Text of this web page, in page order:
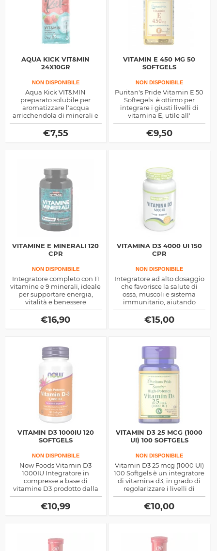
AQUA KICK VIT&MIN
24X10GR
NON DISPONIBILE
Aqua Kick VIT&MIN
preparato solubile per
aromatizzare l'acqua
arricchendola di minerali e
vitamine essenziali, ottimo
per sportivi ma anche per
soggetti sedentari che
€7,55
VITAMIN E 450 MG 50
SOFTGELS
NON DISPONIBILE
Puritan's Pride Vitamin E 50
Softegels è ottimo per
integrare i giusti livelli di
vitamina E, utile all'
organismo per contrastare i
radicali liberi, rinforzare il
sistema immunitario,
€9,50
VITAMINE E MINERALI 120
CPR
NON DISPONIBILE
Integratore completo con 11
vitamine e 9 minerali, ideale
per supportare energia,
vitalità e benessere
generale. Perfetto per
affrontare impegni intensi,
ridurre la stanchezza e
€16,90
VITAMINA D3 4000 UI 150
CPR
NON DISPONIBILE
Integratore ad alto dosaggio
che favorisce la salute di
ossa, muscoli e sistema
immunitario, aiutando
l’assorbimento di calcio e
fosforo. Senza glutine e
lattosio.
€15,00
VITAMIN D3 1000IU 120
SOFTGELS
NON DISPONIBILE
Now Foods Vitamin D3
1000IU Integratore in
compresse a base di
vitamine D3 prodotto dalla
Now Foods
€10,99
VITAMIN D3 25 MCG (1000
UI) 100 SOFTGELS
NON DISPONIBILE
Vitamin D3 25 mcg (1000 UI)
100 Softgels è un integratore
di vitamina d3, in grado di
regolarizzare i livelli di
zucchero nel sangue e di
rinforzare il calcio delle ossa
e dei denti.
€10,00